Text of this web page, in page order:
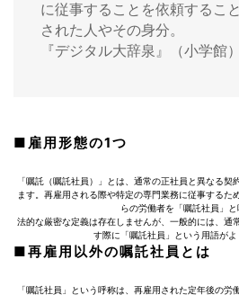
に従事することを依頼するこ
された人やその身分。
『デジタル大辞泉』（小学館
■雇用形態の1つ
「嘱託（嘱託社員）」とは、通常の正社員と異なる契
ます。再雇用される際や特定の専門業務に従事するた
らの労働者を「嘱託社員」と
法的な厳密な定義は存在しませんが、一般的には、通
す際に「嘱託社員」という用語がよ
■再雇用以外の嘱託社員とは
「嘱託社員」という呼称は、再雇用された定年後の